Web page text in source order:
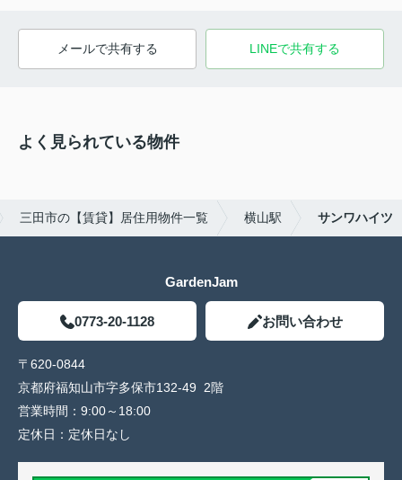
メールで共有する LINEで共有する
よく見られている物件
三田市の【賃貸】居住用物件一覧 横山駅 サンワハイツ
GardenJam
0773-20-1128 お問い合わせ
〒620-0844
京都府福知山市字多保市132-49 2階
営業時間： 9:00～18:00
定休日： 定休日なし